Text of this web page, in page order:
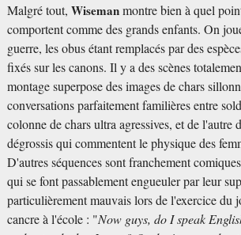
Malgré tout, Wisemanmontre bien à quel
comportent comme des grands enfants. On
guerre, les obus étant remplacés par des
fixés sur les canons. Il y a des scènes
montage superpose des images de chars
conversations parfaitement familières entre
colonne de chars ultra agressives, et de l'autre
dégrossis qui commentent le physique des
D'autres séquences sont franchement
qui se font passablement engueuler par leur
particulièrement mauvais lors de l'exercice du
cancre à l'école : "Now guys, do I speak